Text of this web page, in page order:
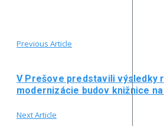
Previous Article
V Prešove predstavili výsledky
modernizácie budov knižnice
Next Article